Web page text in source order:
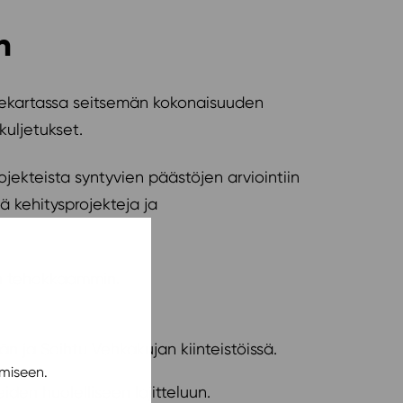
seitsemän kokonaisuuden
syntyvien päästöjen arviointiin
kehitysprojekteja ja
ja Soihtu Vehkakujan kiinteistöissä.
huolelliseen lajitteluun.